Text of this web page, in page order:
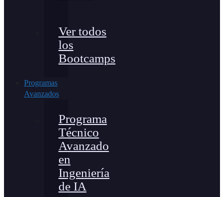
Ver todos
los
Bootcamps
Programas
Avanzados
Programa
Técnico
Avanzado
en
Ingeniería
de IA